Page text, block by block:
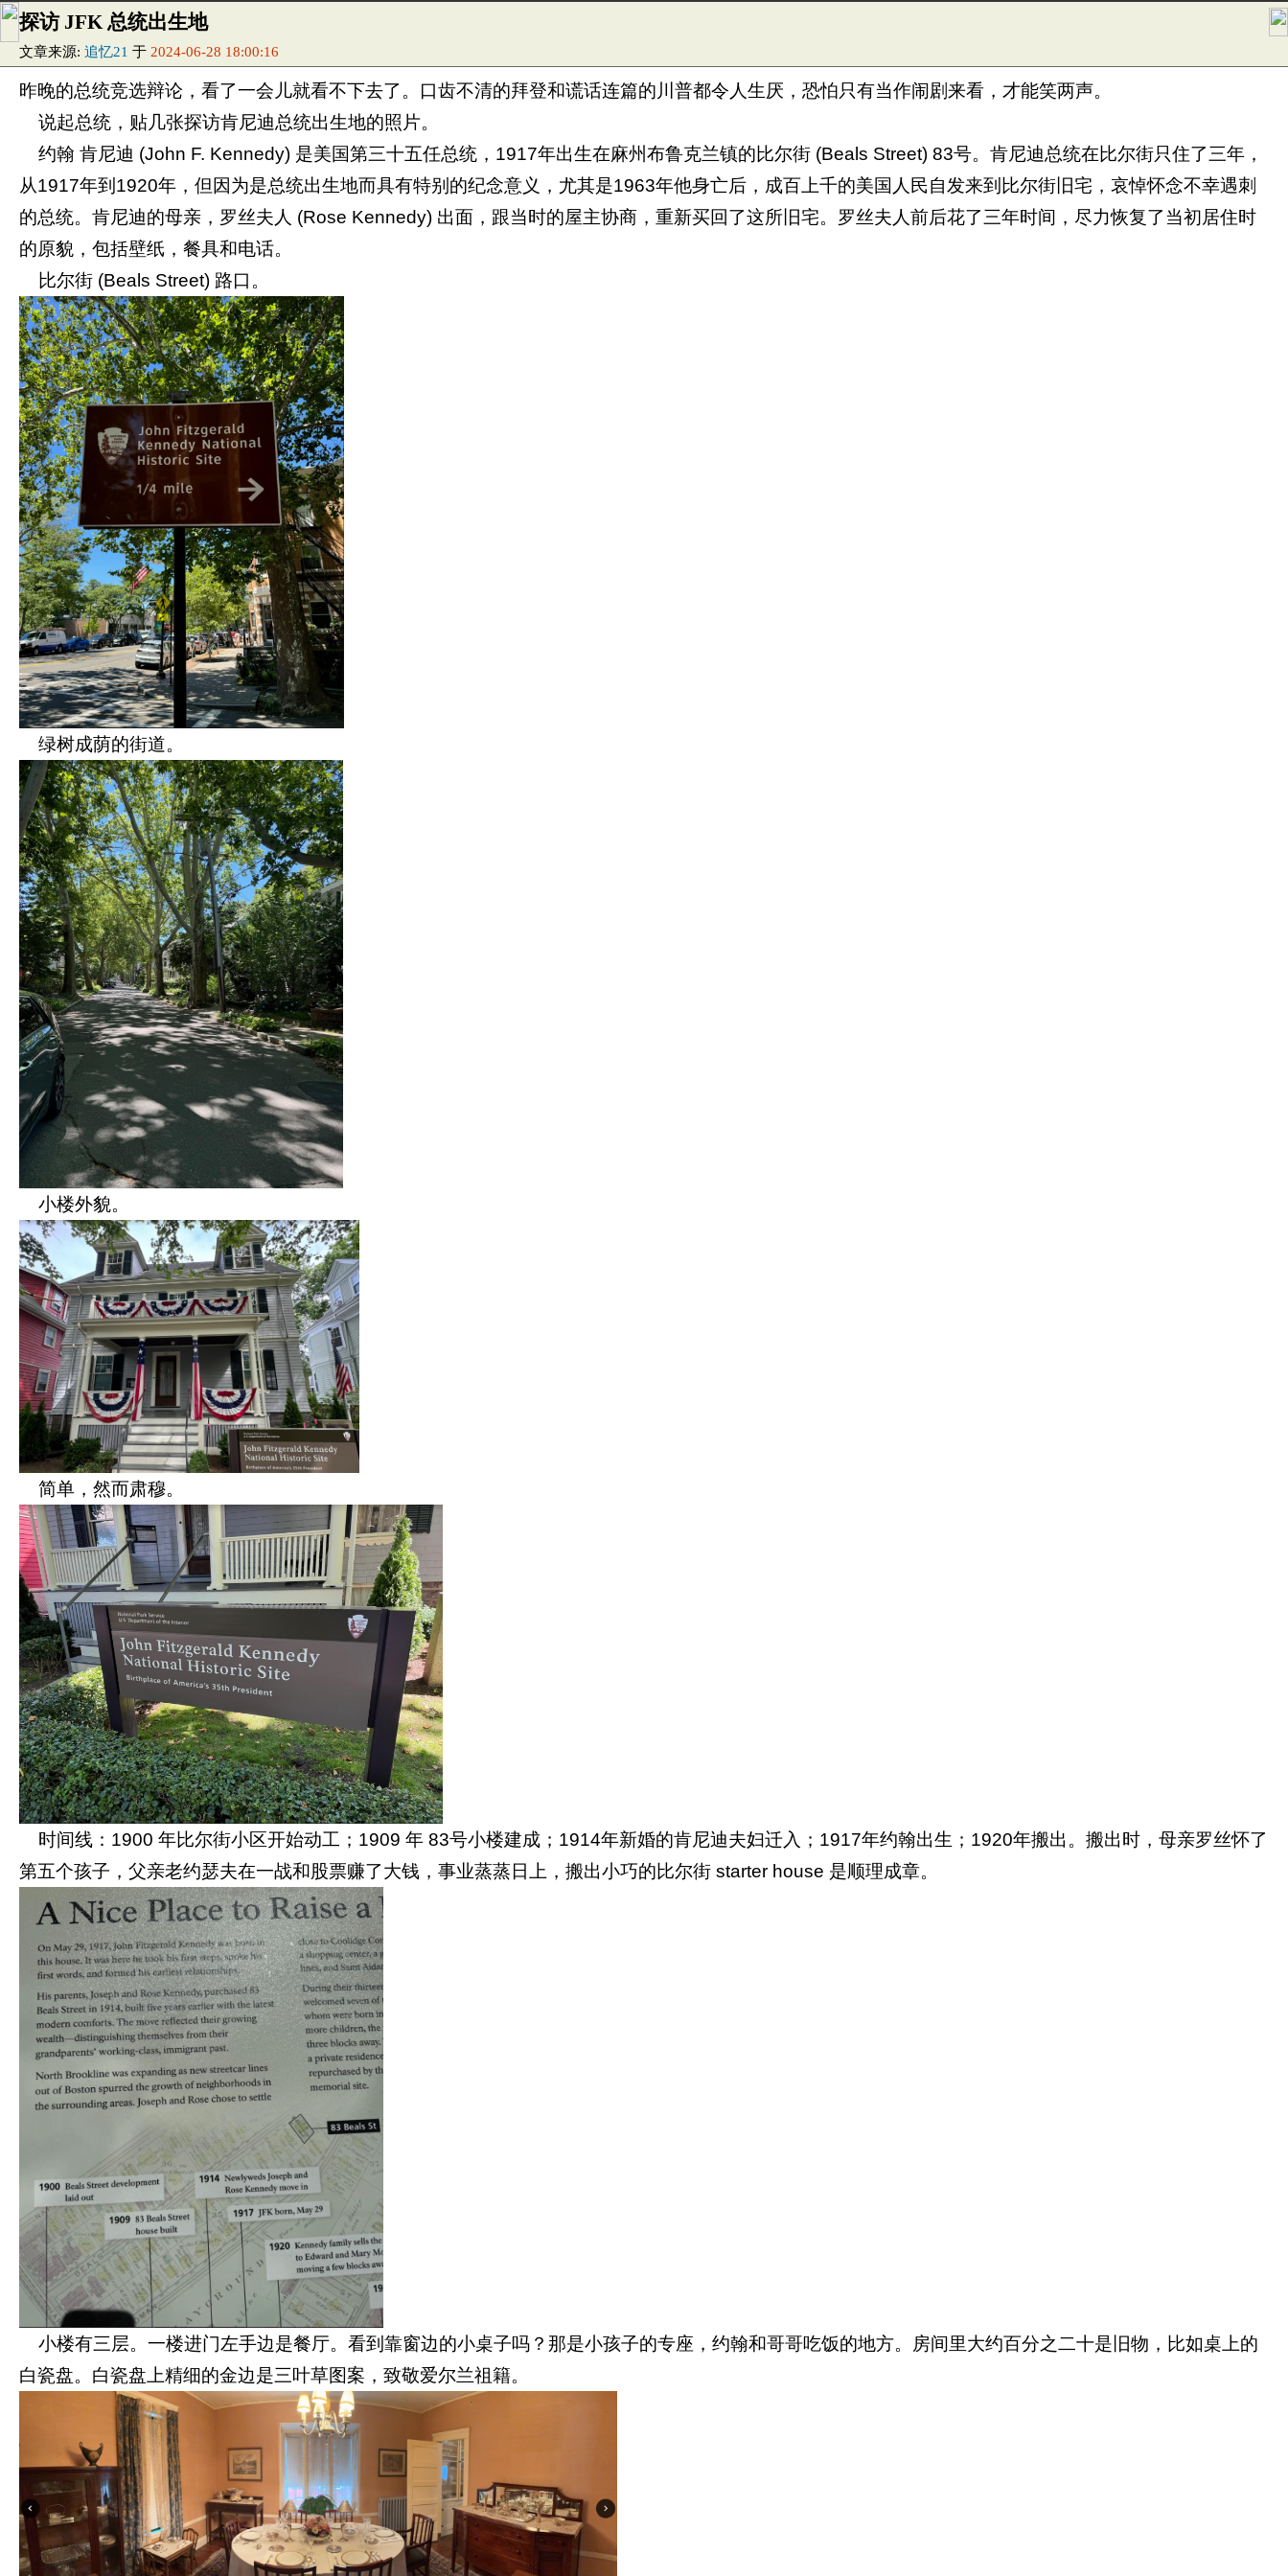
探访 JFK 总统出生地
文章来源: 追忆21 于 2024-06-28 18:00:16
昨晚的总统竞选辩论，看了一会儿就看不下去了。 口齿不清的拜登和谎话连篇的川普都令人生厌，恐怕只有当作闹剧来看，才能笑两声。
说起总统，贴几张探访肯尼迪总统出生地的照片。
约翰 肯尼迪 (John F. Kennedy) 是美国第三十五任总统，1917年出生在麻州布鲁克兰镇的比尔街 (Beals Street) 83号。肯尼迪总统在比尔街只住了三年，
从1917年到1920年，但因为是总统出生地而具有特别的纪念意义，尤其是1963年他身亡后，成百上千的美国人民自发来到比尔街旧宅，哀悼怀念不幸遇刺
的总统。肯尼迪的母亲，罗丝夫人 (Rose Kennedy) 出面，跟当时的屋主协商，重新买回了这所旧宅。罗丝夫人前后花了三年时间，尽力恢复了当初居住时
的原貌，包括壁纸，餐具和电话。
比尔街 (Beals Street) 路口。
绿树成荫的街道。
小楼外貌。
简单，然而肃穆。
时间线：1900 年比尔街小区开始动工；1909 年 83号小楼建成；1914年新婚的肯尼迪夫妇迁入；1917年约翰出生；1920年搬出。搬出时，母亲罗丝怀了
第五个孩子，父亲老约瑟夫在一战和股票赚了大钱，事业蒸蒸日上，搬出小巧的比尔街 starter house 是顺理成章。
小楼有三层。一楼进门左手边是餐厅。看到靠窗边的小桌子吗？那是小孩子的专座，约翰和哥哥吃饭的地方。房间里大约百分之二十是旧物，比如桌上的
白瓷盘。白瓷盘上精细的金边是三叶草图案，致敬爱尔兰祖籍。